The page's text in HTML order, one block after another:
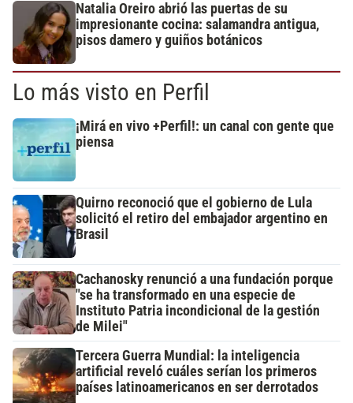
Natalia Oreiro abrió las puertas de su
impresionante cocina: salamandra antigua,
pisos damero y guiños botánicos
Lo más visto en Perfil
¡Mirá en vivo +Perfil!: un canal con gente que
piensa
Quirno reconoció que el gobierno de Lula
solicitó el retiro del embajador argentino en
Brasil
Cachanosky renunció a una fundación porque
"se ha transformado en una especie de
Instituto Patria incondicional de la gestión
de Milei"
Tercera Guerra Mundial: la inteligencia
artificial reveló cuáles serían los primeros
países latinoamericanos en ser derrotados